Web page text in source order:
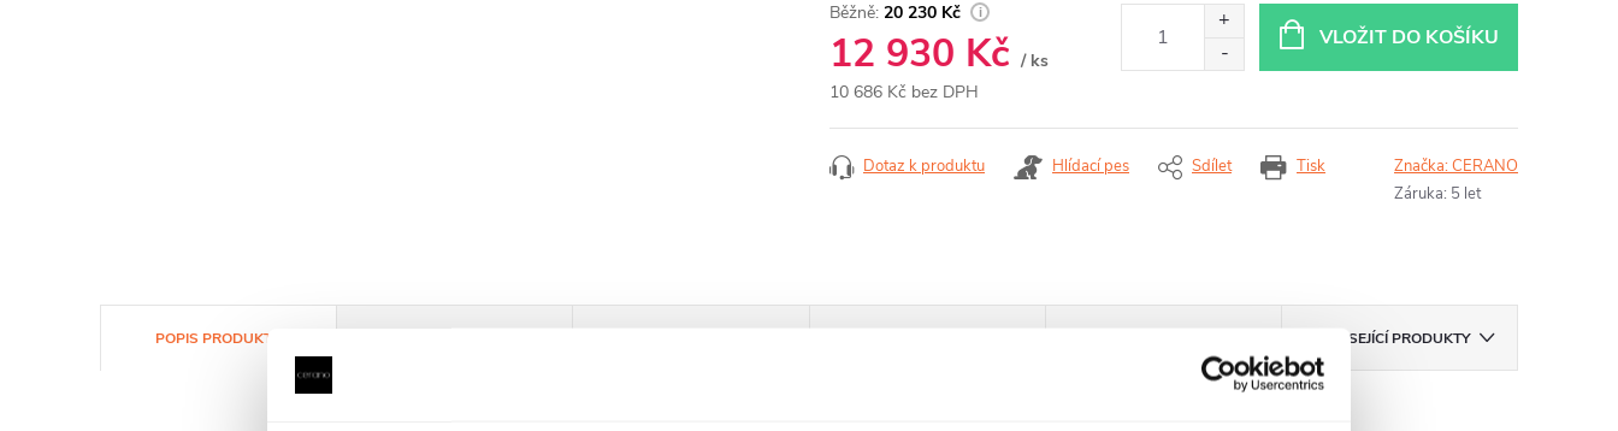
20 230 Kč
12 930 Kč / ks
10 686 Kč bez DPH
VLOŽIT DO KOŠÍKU
Tisk
Dotaz k produktu Hlídací pes Sdílet Značka:CERANO
Záruka: 5 let
POPIS PRODUKTU SOUVISEJÍCÍ PRODUKTY